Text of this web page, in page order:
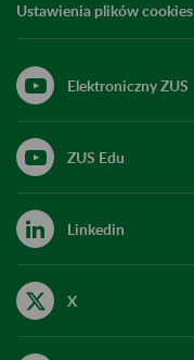
Ustawienia plików cookies
Elektroniczny ZUS
ZUS Edu
Linkedin
X